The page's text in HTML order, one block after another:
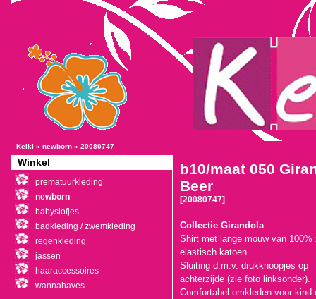
Keiki » newborn » 20080747
b10/maat 050
Beer
[20080747]
Collectie Girandola
Shirt met lange mouw van 100%
elastisch katoen.
Sluiting d.m.v. drukknoopjes op
achterzijde (zie foto linksonder).
Comfortabel omkleden voor kind
Winkel
prematuurkleding
newborn
babyslofjes
badkleding / zwemkleding
regenkleding
jassen
haaraccessoires
wannahaves